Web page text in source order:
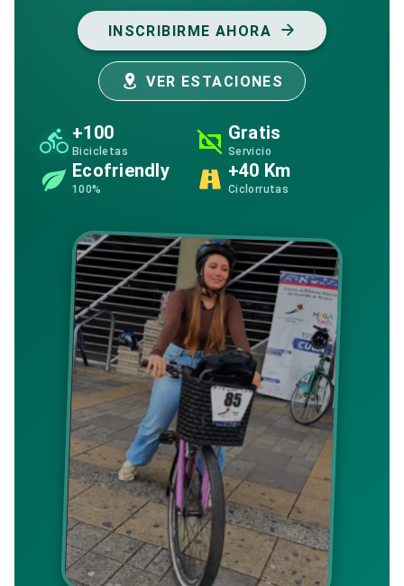
INSCRIBIRME AHORA
VER ESTACIONES
+100
Bicicletas
Gratis
Servicio
Ecofriendly
100%
+40 Km
Ciclorrutas